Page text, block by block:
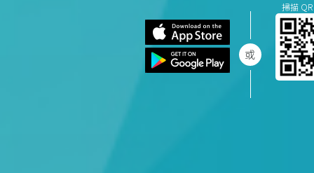
掃描